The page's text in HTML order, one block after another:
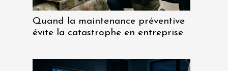
Quand la maintenance préventive
évite la catastrophe en entreprise